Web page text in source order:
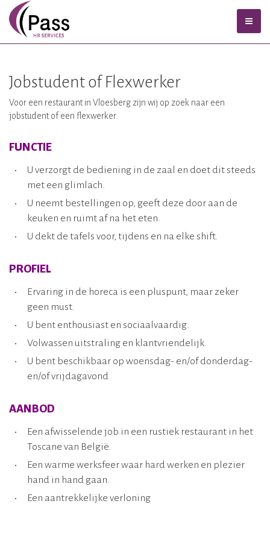
Jobstudent of Flexwerker
Voor een restaurant in Vloesberg zijn wij op zoek naar een
jobstudent of een flexwerker.
FUNCTIE
U verzorgt de bediening in de zaal en doet dit steeds
met een glimlach.
U neemt bestellingen op, geeft deze door aan de
keuken en ruimt af na het eten.
U dekt de tafels voor, tijdens en na elke shift.
PROFIEL
Ervaring in de horeca is een pluspunt, maar zeker
geen must.
U bent enthousiast en sociaalvaardig.
Volwassen uitstraling en klantvriendelijk.
U bent beschikbaar op woensdag- en/of donderdag-
en/of vrijdagavond
AANBOD
Een afwisselende job in een rustiek restaurant in het
Toscane van België.
Een warme werksfeer waar hard werken en plezier
hand in hand gaan.
Een aantrekkelijke verloning